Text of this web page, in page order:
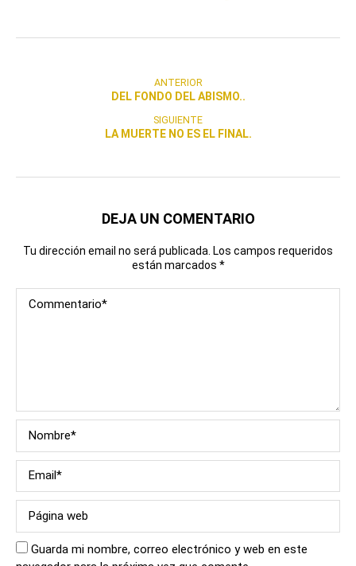
ANTERIOR
DEL FONDO DEL ABISMO..
SIGUIENTE
LA MUERTE NO ES EL FINAL.
DEJA UN COMENTARIO
Tu dirección email no será publicada. Los campos requeridos
están marcados *
Guarda mi nombre, correo electrónico y web en este